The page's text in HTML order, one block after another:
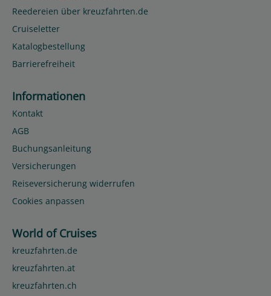
Reedereien über kreuzfahrten.de
Cruiseletter
Katalogbestellung
Barrierefreiheit
Informationen
Kontakt
AGB
Buchungsanleitung
Versicherungen
Reiseversicherung widerrufen
Cookies anpassen
World of Cruises
kreuzfahrten.de
kreuzfahrten.at
kreuzfahrten.ch